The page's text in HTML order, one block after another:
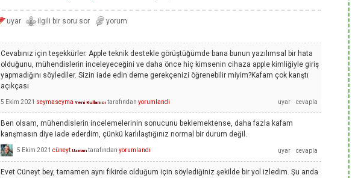
Cevabınız için teşekkürler. Apple teknik destekle görüştüğümde bana bunun yazılımsal bir hata
olduğunu, mühendislerin inceleyeceğini ve daha önce hiç kimsenin cihaza apple kimliğiyle giriş
yapmadığını söylediler. Sizin iade edin deme gerekçenizi öğrenebilir miyim?Kafam çok karıştı
açıkçası
5 Ekim 2021 seymaseyma Yeni Kullanıcı tarafından yorumlandı
Ben olsam, mühendislerin incelemelerinin sonucunu beklemektense, daha fazla kafam
karışmasın diye iade ederdim, çünkü karlılaştığınız normal bir durum değil.
5 Ekim 2021 cüneyt Uzman tarafından yorumlandı
Evet Cüneyt bey, tamamen aynı fikirde olduğum için söylediğiniz şekilde bir yol izledim. Şu anda